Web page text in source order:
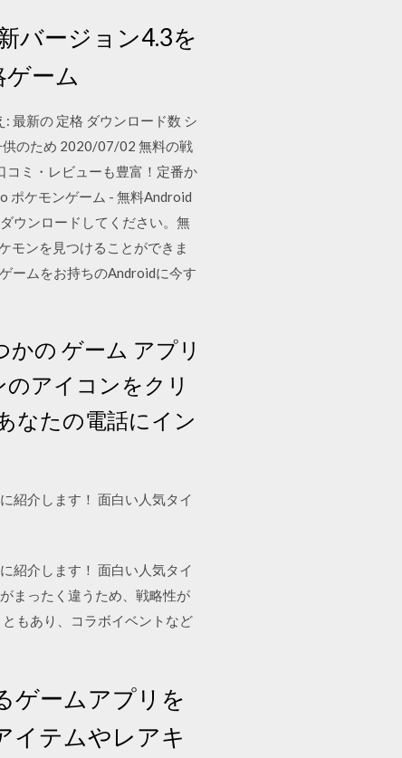
バージョン4.3を
ーム
最新の 定格 ダウンロード数 シ
供のため 2020/07/02 無料の戦
コミ・レビューも豊富！定番か
ポケモンゲーム - 無料Android
ウンロードしてください。無
モンを見つけることができま
ームをお持ちのAndroidに今す
の ゲーム アプリ
アイコンをクリ
なたの電話にイン
紹介します！ 面白い人気タイ
紹介します！ 面白い人気タイ
まったく違うため、戦略性が
もあり、コラボイベントなど
ゲームアプリを
イテムやレアキ